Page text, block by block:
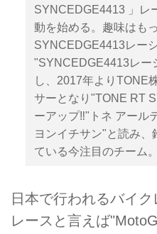
SYNCEDGE4413 」レ
動を始める。趣味はも
SYNCEDGE4413レー
"SYNCEDGE4413レー
し、2017年よりTONE
サーとなり"TONE RT
ーアップ‼︎"トネ アール
ヨンイチサン"と読み、
ている今注目のチーム。
日本で行われるバイ
レースと言えば